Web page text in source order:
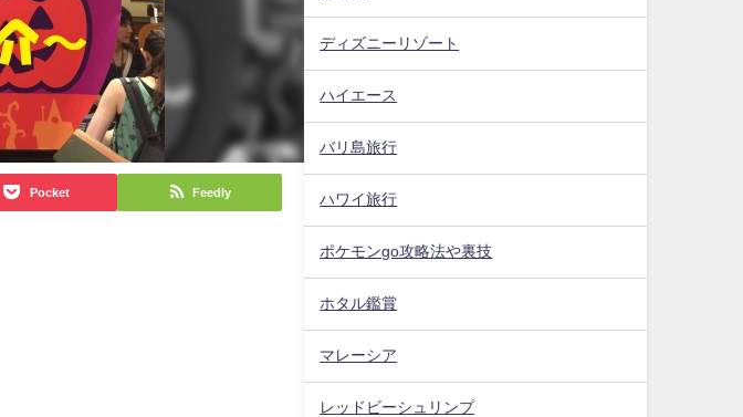
Pocket Feedly
ディズニーリゾート
ハイエース
バリ島旅行
ハワイ旅行
ポケモンgo攻略法や裏技
ホタル鑑賞
マレーシア
レッドビーシュリンプ